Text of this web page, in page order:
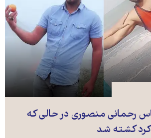
رحمانی منصوری در حالی که
کشته شد